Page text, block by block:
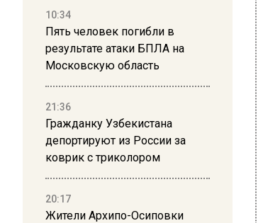
10:34
Пять человек погибли в
результате атаки БПЛА на
Московскую область
21:36
Гражданку Узбекистана
депортируют из России за
коврик с триколором
20:17
Жители Архипо-Осиповки